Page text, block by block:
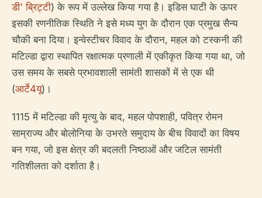
डी' ब्रिट्टी) के रूप में उल्लेख किया गया है। इडिस घाटी के ऊपर
इसकी रणनीतिक स्थिति ने इसे मध्य युग के दौरान एक प्रमुख सैन्य
चौकी बना दिया। इन्वेस्टीचर विवाद के दौरान, महल को टस्कनी की
मटिल्डा द्वारा स्थापित रक्षात्मक प्रणाली में एकीकृत किया गया था, जो
उस समय के सबसे प्रभावशाली सामंती शासकों में से एक थी
(आर्टे4यू)।
1115 में मटिल्डा की मृत्यु के बाद, महल पोपशाही, पवित्र रोमन
साम्राज्य और बोलोनिया के उभरते समुदाय के बीच विवादों का विषय
बन गया, जो इस क्षेत्र की बदलती निष्ठाओं और जटिल सामंती
गतिशीलता को दर्शाता है।